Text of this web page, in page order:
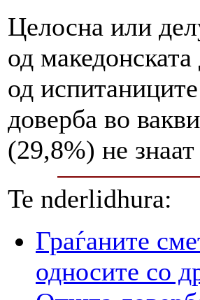
Целосна или
од
од
доверба во
(29,8%) не
Te nderlidhura:
Граѓаните
односите со